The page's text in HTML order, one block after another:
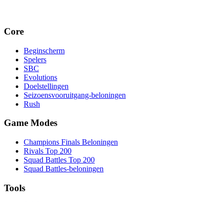
Core
Beginscherm
Spelers
SBC
Evolutions
Doelstellingen
Seizoensvooruitgang-beloningen
Rush
Game Modes
Champions Finals Beloningen
Rivals Top 200
Squad Battles Top 200
Squad Battles-beloningen
Tools